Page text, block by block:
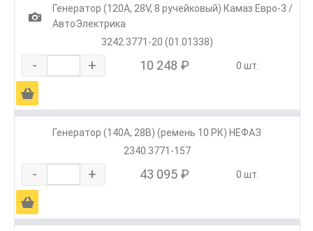
1
Генератор (120А, 28V, 8 ручейковый) Камаз Евро-3 /
АвтоЭлектрика
3242.3771-20 (01.01338)
- + 10 248 ₽ 0 шт.
Ä
Генератор (140А, 28В) (ремень 10 РК) НЕФАЗ
2340.3771-157
- + 43 095 ₽ 0 шт.
Ä